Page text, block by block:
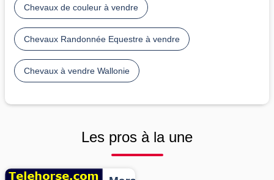
Chevaux de couleur à vendre
Chevaux Randonnée Equestre à vendre
Chevaux à vendre Wallonie
Les pros à la une